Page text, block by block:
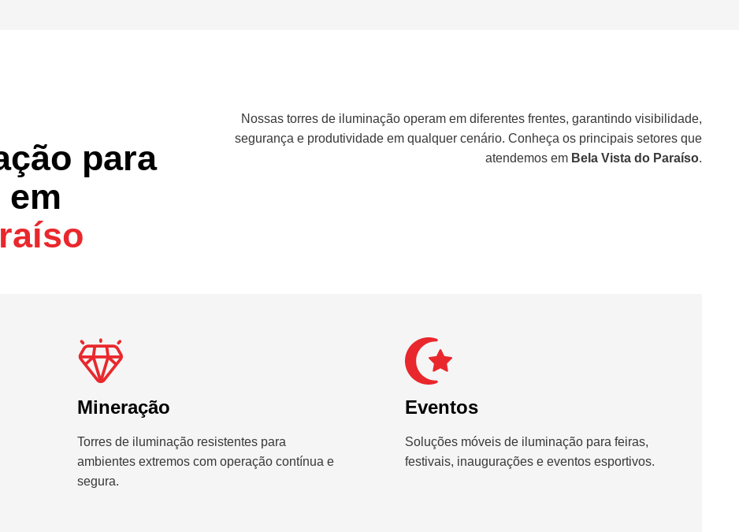
para
Nossas torres de iluminação operam em diferentes frentes, garantindo visibilidade,
segurança e produtividade em qualquer cenário. Conheça os principais setores que
atendemos em Bela Vista do Paraíso.
Mineração
Torres de iluminação resistentes para
ambientes extremos com operação contínua e
segura.
Eventos
Soluções móveis de iluminação para feiras,
festivais, inaugurações e eventos esportivos.